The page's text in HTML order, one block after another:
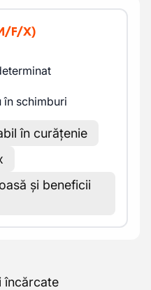
F/X)
în schimburi
în curățenie
și beneficii
încărcate